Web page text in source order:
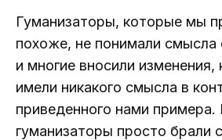
Гуманизаторы, которые мы
похоже, не понимали смысла
и многие вносили изменения,
имели никакого смысла в
приведенного нами примера.
гуманизаторы просто брали